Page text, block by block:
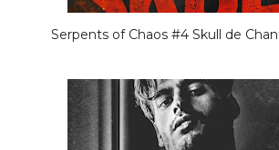
Serpents of Chaos #4 Skull de